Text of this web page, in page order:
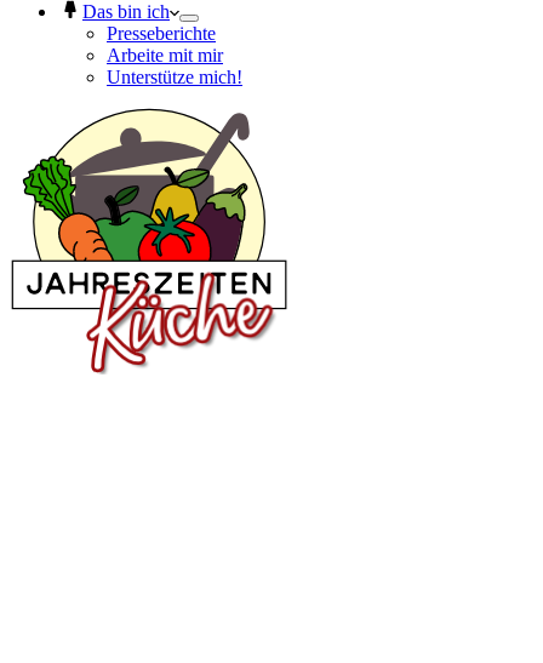
Das bin ich
Presseberichte
Arbeite mit mir
Unterstütze mich!